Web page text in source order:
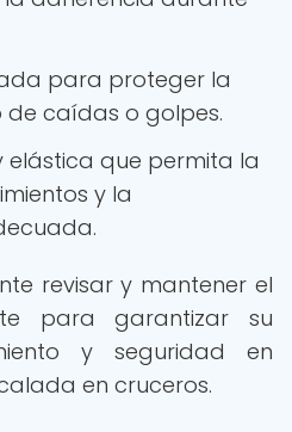
para proteger la
caídas o golpes.
que permita la
y la
revisar y mantener el
para garantizar su
y seguridad en
en cruceros.